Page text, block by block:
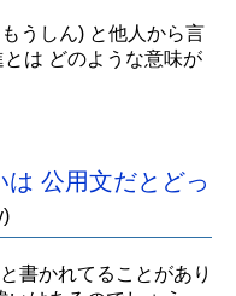
うしん) と他人から言
は どのような意味が
公用文だとどっ
書かれてることがあり